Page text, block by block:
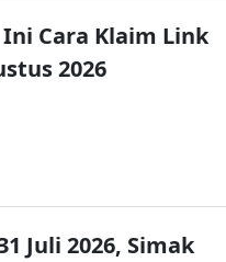
Cara Klaim Link
2026
Juli 2026, Simak